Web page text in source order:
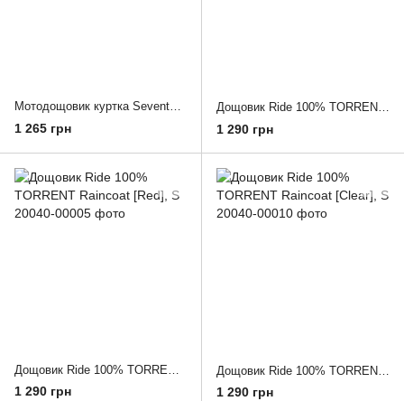
Мотодощовик куртка Seventy SD-A4 Lady XS
1 265 грн
Дощовик Ride 100% TORRENT Raincoat [Black], S
1 290 грн
1 290 грн 1 290 грн